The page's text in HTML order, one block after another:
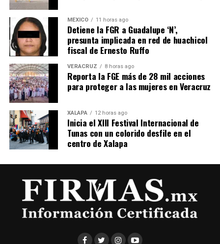
MÉXICO 11 horas ago
Detiene la FGR a Guadalupe ‘N’,
presunta implicada en red de huachicol
fiscal de Ernesto Ruffo
VERACRUZ 8 horas ago
Reporta la FGE más de 28 mil acciones
para proteger a las mujeres en Veracruz
XALAPA 12 horas ago
Inicia el XIII Festival Internacional de
Tunas con un colorido desfile en el
centro de Xalapa